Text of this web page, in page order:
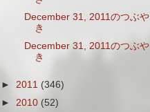
December 31, 2011のつぶや
き
December 31, 2011のつぶや
き
► 2011 (346)
► 2010 (52)